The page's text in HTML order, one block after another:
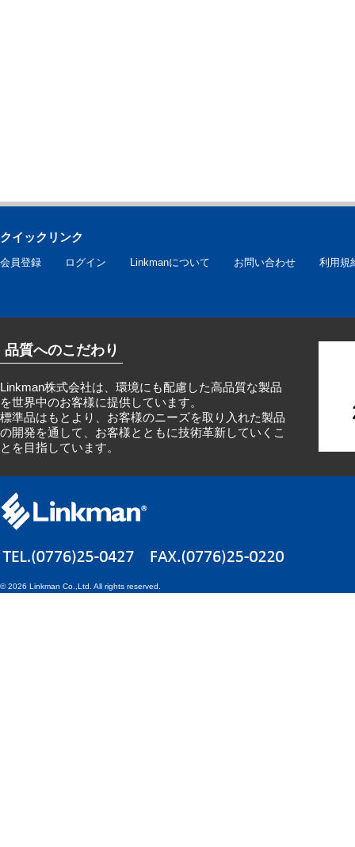
クイックリンク
会員登録 ログイン Linkmanについて お問い合わせ 利用規
品質へのこだわり
Linkman株式会社は、環境にも配慮した高品質な製品
を世界中のお客様に提供しています。
標準品はもとより、お客様のニーズを取り入れた製品
の開発を通して、お客様とともに技術革新していくこ
とを目指しています。
©2026 Linkman Co.,Ltd. All rights reserved.